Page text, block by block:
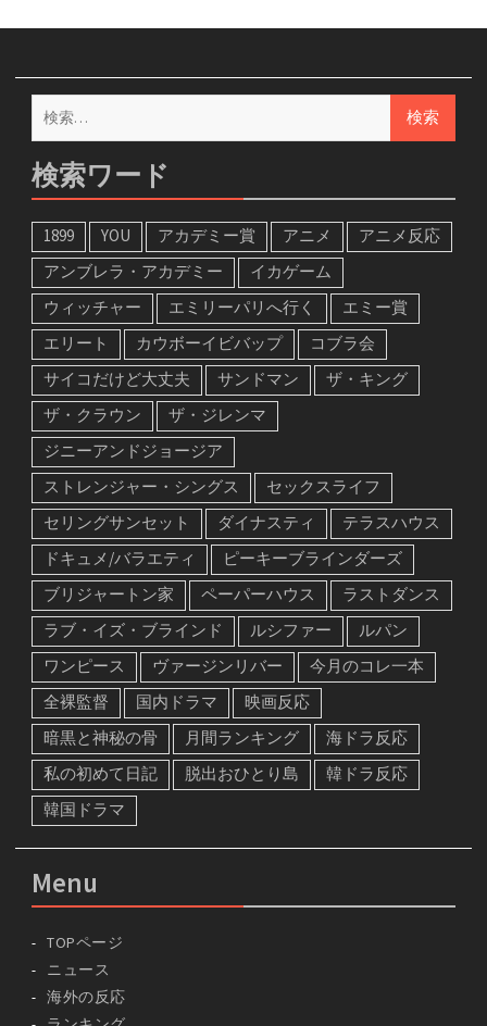
検
索:
検索ワード
1899 YOU アカデミー賞 アニメ
アニメ反応
アンブレラ・アカデミー
イカゲーム
ウィッチャー
エミリーパリへ行く
エミー賞
エリート
カウボーイビバップ
コブラ会
サイコだけど大丈夫
サンドマン
ザ・キング
ザ・クラウン
ザ・ジレンマ
ジニーアンドジョージア
ストレンジャー・シングス
セックスライフ
セリングサンセット
ダイナスティ
テラスハウス
ドキュメ/バラエティ
ピーキーブラインダーズ
ブリジャートン家
ペーパーハウス
ラストダンス
ラブ・イズ・ブラインド
ルシファー
ルパン
ワンピース
ヴァージンリバー
今月のコレ一本
全裸監督
国内ドラマ
映画反応
暗黒と神秘の骨
月間ランキング
海ドラ反応
私の初めて日記
脱出おひとり島
韓ドラ反応
韓国ドラマ
Menu
TOPページ
ニュース
海外の反応